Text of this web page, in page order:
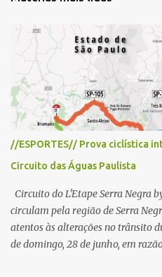
i
o
s
//ESPORTES// Prova ciclística
Circuito das Águas Paulista
Circuito do L'Etape Serra Negra
circulam pela região de Serra
atentos às alterações no trânsito
de domingo, 28 de junho, em